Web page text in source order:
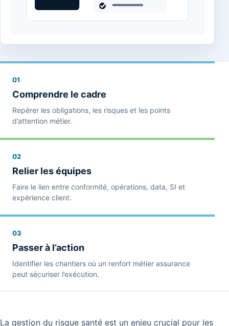
01
Comprendre le cadre
Repérer les obligations, les risques et les points
d’attention métier.
02
Relier les équipes
Faire le lien entre conformité, opérations, data, SI et
expérience client.
03
Passer à l’action
Identifier les chantiers où un renfort métier assurance
peut sécuriser l’exécution.
La gestion du risque santé est un enjeu crucial pour les